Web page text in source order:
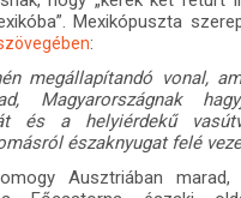
Mexikópuszta
:
megállapítandó vonal,
Magyarországnak
és a helyiérdekű
északnyugat felé
Ausztriában